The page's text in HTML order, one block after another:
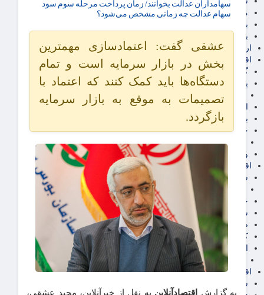
مالیات
یارانه و معیشت مردم
برق، آب و انرژی
ارز دیجیتال
اقتصاد اجتماعی
گردشگری
پزشکی، سلامت و زیبایی
بازنشستگان
حقوق و قضایی
دفتر وکیل
ورزشی
اقتصاد شهری و روستایی
شهر و مسکن و عمران
گسترش ساختمان
حمل و نقل
شهرک های صنعتی
صنایع غذایی
کشاورزی و دامداری
اخبار استان ها
استان تهران
اقتصاد بین الملل
سیاسی
سهامداران عدالت بخوانند/ زمان پرداخت مرحله سوم سود
سهام عدالت چه زمانی مشخص می‌شود؟
عشقی گفت: اعتمادسازی مهمترین
بخش در بازار سرمایه است و تمام
دستگاه‌ها باید کمک کنند که اعتماد با
تصمیمات به موقع به بازار سرمایه
بازگردد.
به گزارش اقتصادآنلاین به نقل از خبرآنلاین، مجید عشقی،